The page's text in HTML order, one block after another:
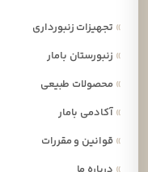
»تجهیزات زنبورداری
»زنبورستان بامار
»محصولات طبیعی
»آکادمی بامار
»قوانین و مقررات